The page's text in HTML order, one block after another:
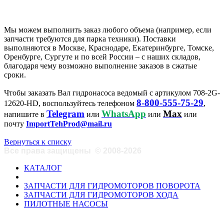
Мы можем выполнить заказ любого объема (например, если
запчасти требуются для парка техники). Поставки
выполняются в Москве, Краснодаре, Екатеринбурге, Томске,
Оренбурге, Сургуте и по всей России – с наших складов,
благодаря чему возможно выполнение заказов в сжатые
сроки.
Чтобы заказать Вал гидронасоса ведомый с артикулом 708-2G-
12620-HD, воспользуйтесь телефоном 8-800-555-75-29,
напишите в Telegram или WhatsApp или Max или
почту ImportTehProd@mail.ru
Вернуться к списку
КАТАЛОГ
ЗАПЧАСТИ ДЛЯ ГИДРОМОТОРОВ ПОВОРОТА
ЗАПЧАСТИ ДЛЯ ГИДРОМОТОРОВ ХОДА
ПИЛОТНЫЕ НАСОСЫ